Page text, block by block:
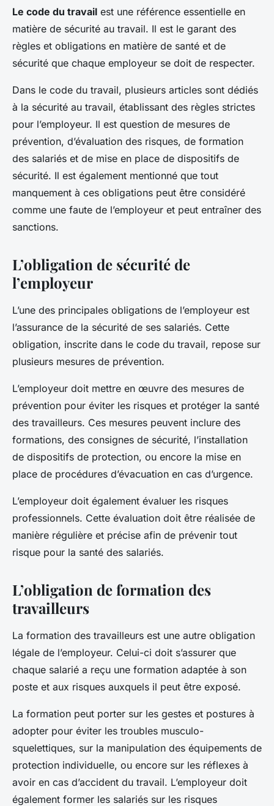
Le code du travail est une référence essentielle en
matière de sécurité au travail. Il est le garant des
règles et obligations en matière de santé et de
sécurité que chaque employeur se doit de respecter.
Dans le code du travail, plusieurs articles sont dédiés
à la sécurité au travail, établissant des règles strictes
pour l’employeur. Il est question de mesures de
prévention, d’évaluation des risques, de formation
des salariés et de mise en place de dispositifs de
sécurité. Il est également mentionné que tout
manquement à ces obligations peut être considéré
comme une faute de l’employeur et peut entraîner des
sanctions.
L’obligation de sécurité de
l’employeur
L’une des principales obligations de l’employeur est
l’assurance de la sécurité de ses salariés. Cette
obligation, inscrite dans le code du travail, repose sur
plusieurs mesures de prévention.
L’employeur doit mettre en œuvre des mesures de
prévention pour éviter les risques et protéger la santé
des travailleurs. Ces mesures peuvent inclure des
formations, des consignes de sécurité, l’installation
de dispositifs de protection, ou encore la mise en
place de procédures d’évacuation en cas d’urgence.
L’employeur doit également évaluer les risques
professionnels. Cette évaluation doit être réalisée de
manière régulière et précise afin de prévenir tout
risque pour la santé des salariés.
L’obligation de formation des
travailleurs
La formation des travailleurs est une autre obligation
légale de l’employeur. Celui-ci doit s’assurer que
chaque salarié a reçu une formation adaptée à son
poste et aux risques auxquels il peut être exposé.
La formation peut porter sur les gestes et postures à
adopter pour éviter les troubles musculo-
squelettiques, sur la manipulation des équipements de
protection individuelle, ou encore sur les réflexes à
avoir en cas d’accident du travail. L’employeur doit
également former les salariés sur les risques